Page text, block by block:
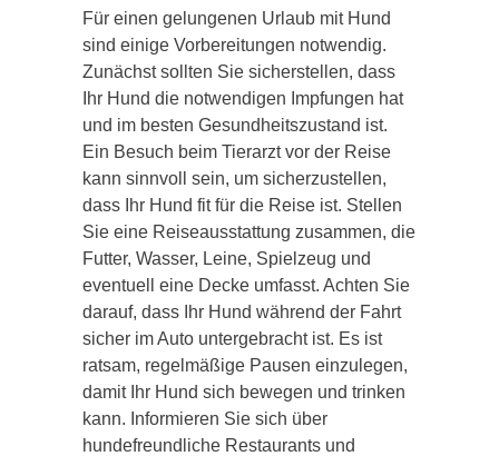
Für einen gelungenen Urlaub mit Hund
sind einige Vorbereitungen notwendig.
Zunächst sollten Sie sicherstellen, dass
Ihr Hund die notwendigen Impfungen hat
und im besten Gesundheitszustand ist.
Ein Besuch beim Tierarzt vor der Reise
kann sinnvoll sein, um sicherzustellen,
dass Ihr Hund fit für die Reise ist. Stellen
Sie eine Reiseausstattung zusammen, die
Futter, Wasser, Leine, Spielzeug und
eventuell eine Decke umfasst. Achten Sie
darauf, dass Ihr Hund während der Fahrt
sicher im Auto untergebracht ist. Es ist
ratsam, regelmäßige Pausen einzulegen,
damit Ihr Hund sich bewegen und trinken
kann. Informieren Sie sich über
hundefreundliche Restaurants und